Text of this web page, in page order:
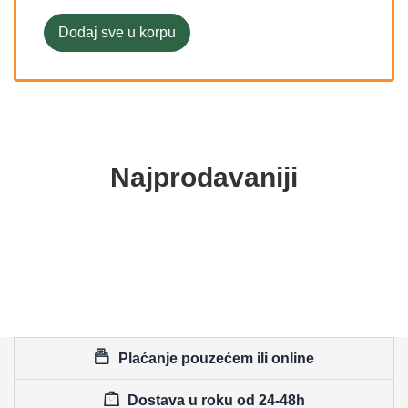
Dodaj sve u korpu
Najprodavaniji
Plaćanje pouzećem ili online
Dostava u roku od 24-48h